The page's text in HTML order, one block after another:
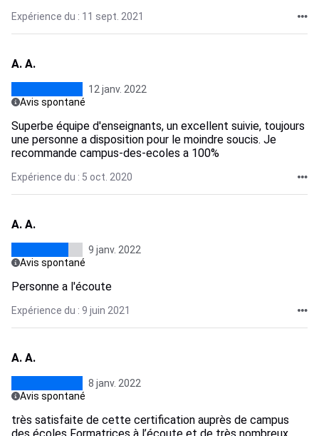
Expérience du : 11 sept. 2021
A. A.
12 janv. 2022
Avis spontané
Superbe équipe d'enseignants, un excellent suivie, toujours
une personne a disposition pour le moindre soucis. Je
recommande campus-des-ecoles a 100%
Expérience du : 5 oct. 2020
A. A.
9 janv. 2022
Avis spontané
Personne a l'écoute
Expérience du : 9 juin 2021
A. A.
8 janv. 2022
Avis spontané
très satisfaite de cette certification auprès de campus